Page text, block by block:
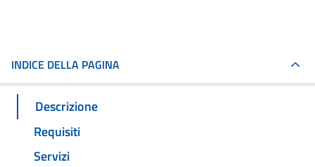
INDICE DELLA PAGINA
Descrizione
Requisiti
Servizi